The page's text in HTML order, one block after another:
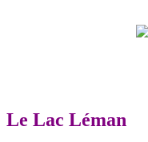
Le Lac Léman